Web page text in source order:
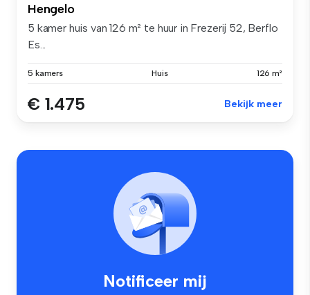
Hengelo
5 kamer huis van 126 m² te huur in Frezerij 52, Berflo
Es...
5 kamers Huis 126 m²
€ 1.475 Bekijk meer
Notificeer mij